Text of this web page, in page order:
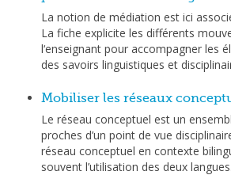
La notion de médiation est ici
La fiche explicite les différents
l‘enseignant pour accompagner les
des savoirs linguistiques et
Mobiliser les réseaux
Le réseau conceptuel est un
proches d’un point de vue
réseau conceptuel en contexte
souvent l’utilisation des deux langues.